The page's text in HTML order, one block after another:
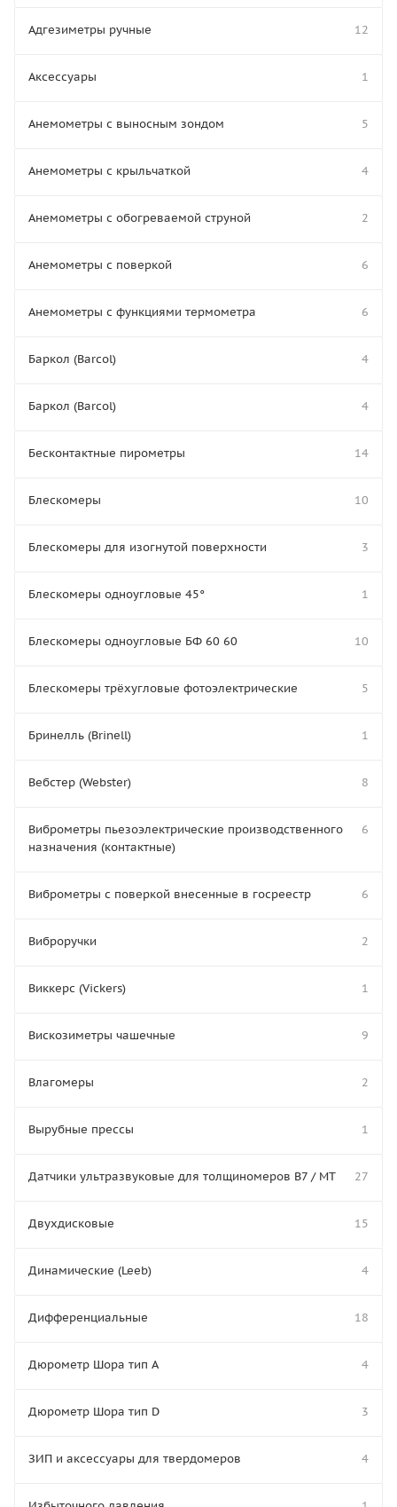
Адгезиметры ручные 12
Аксессуары 1
Анемометры с выносным зондом 5
Анемометры с крыльчаткой 4
Анемометры с обогреваемой струной 2
Анемометры с поверкой 6
Анемометры с функциями термометра 6
Баркол (Barcol) 4
Баркол (Barcol) 4
Бесконтактные пирометры 14
Блескомеры 10
Блескомеры для изогнутой поверхности 3
Блескомеры одноугловые 45° 1
Блескомеры одноугловые БФ 60 60 10
Блескомеры трёхугловые фотоэлектрические 5
Бринелль (Brinell) 1
Вебстер (Webster) 8
Виброметры пьезоэлектрические производственного
назначения (контактные)
6
Виброметры с поверкой внесенные в госреестр 6
Виброручки 2
Виккерс (Vickers) 1
Вискозиметры чашечные 9
Влагомеры 2
Вырубные прессы 1
Датчики ультразвуковые для толщиномеров В7 / МТ 27
Двухдисковые 15
Динамические (Leeb) 4
Дифференциальные 18
Дюрометр Шора тип A 4
Дюрометр Шора тип D 3
ЗИП и аксессуары для твердомеров 4